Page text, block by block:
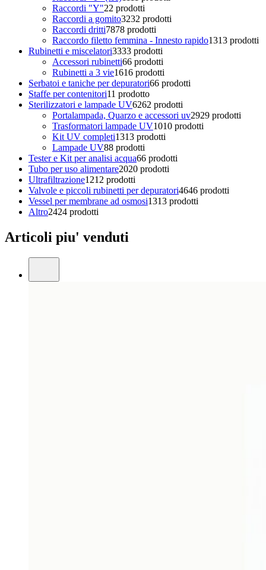
Raccordi "Y"22 prodotti
Raccordi a gomito3232 prodotti
Raccordi dritti7878 prodotti
Raccordo filetto femmina - Innesto rapido1313 prodotti
Rubinetti e miscelatori3333 prodotti
Accessori rubinetti66 prodotti
Rubinetti a 3 vie1616 prodotti
Serbatoi e taniche per depuratori66 prodotti
Staffe per contenitori11 prodotto
Sterilizzatori e lampade UV6262 prodotti
Portalampada, Quarzo e accessori uv2929 prodotti
Trasformatori lampade UV1010 prodotti
Kit UV completi1313 prodotti
Lampade UV88 prodotti
Tester e Kit per analisi acqua66 prodotti
Tubo per uso alimentare2020 prodotti
Ultrafiltrazione1212 prodotti
Valvole e piccoli rubinetti per depuratori4646 prodotti
Vessel per membrane ad osmosi1313 prodotti
Altro2424 prodotti
Articoli piu' venduti